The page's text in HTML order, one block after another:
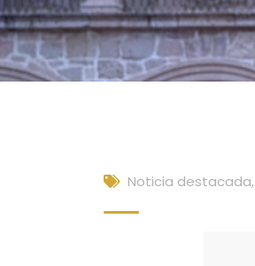
Noticia destacada,